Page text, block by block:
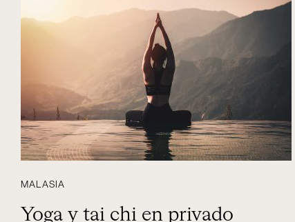
MALASIA
Yoga y tai chi en privado